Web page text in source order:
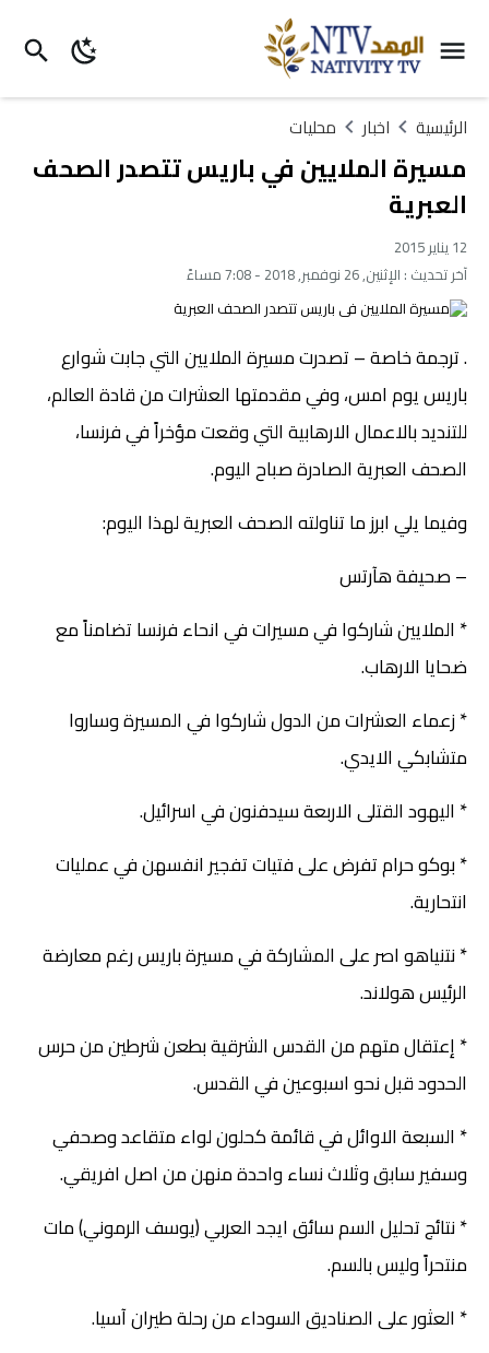
الرئيسية اخبار محليات
مسيرة الملايين في باريس تتصدر الصحف
العبرية
12 يناير 2015
آخر تحديث : الإثنين, 26 نوفمبر, 2018 - 7:08 مساءً
. ترجمة خاصة – تصدرت مسيرة الملايين التي جابت شوارع
باريس يوم امس، وفي مقدمتها العشرات من قادة العالم،
للتنديد بالاعمال الارهابية التي وقعت مؤخراً في فرنسا،
الصحف العبرية الصادرة صباح اليوم.
وفيما يلي ابرز ما تناولته الصحف العبرية لهذا اليوم:
– صحيفة هآرتس
* الملايين شاركوا في مسيرات في انحاء فرنسا تضامناً مع
ضحايا الارهاب.
* زعماء العشرات من الدول شاركوا في المسيرة وساروا
متشابكي الايدي.
* اليهود القتلى الاربعة سيدفنون في اسرائيل.
* بوكو حرام تفرض على فتيات تفجير انفسهن في عمليات
انتحارية.
* نتنياهو اصر على المشاركة في مسيرة باريس رغم معارضة
الرئيس هولاند.
* إعتقال متهم من القدس الشرقية بطعن شرطين من حرس
الحدود قبل نحو اسبوعين في القدس.
* السبعة الاوائل في قائمة كحلون لواء متقاعد وصحفي
وسفير سابق وثلاث نساء واحدة منهن من اصل افريقي.
* نتائج تحليل السم سائق ايجد العربي (يوسف الرموني) مات
منتحراً وليس بالسم.
* العثور على الصناديق السوداء من رحلة طيران آسيا.